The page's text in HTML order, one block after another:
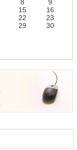
8
9
15
16
22
23
29
30